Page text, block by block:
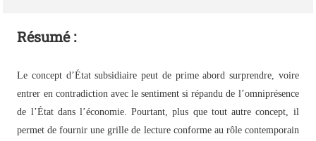
Résumé :
Le concept d’État subsidiaire peut de prime abord surprendre, voire
entrer en contradiction avec le sentiment si répandu de l’omniprésence
de l’État dans l’économie. Pourtant, plus que tout autre concept, il
permet de fournir une grille de lecture conforme au rôle contemporain